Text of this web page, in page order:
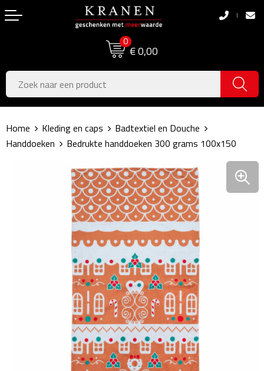
0
€ 0,00
Boodschappentassen
Boodschappentassen
Jute tassen
Katoenen draagtassen
Papieren tassen
Schoudertassen
Zakelijke Tassen
Business trolleys
Documententassen
Kledingtassen
Laptophoezen & -tassen
Pasen
Koningsdag
Zomer
Sinterklaas
Kerstpakketten
Geboorte- & Kraamcadeau's
Wellness Giftsets
Home Kleding en caps
Badtextiel en Douche
Handdoeken
Bedrukte handdoeken 300 grams 100x150